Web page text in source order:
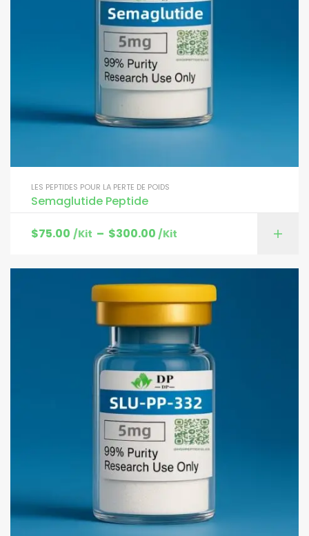
LES PEPTIDES POUR LA PERTE DE POIDS
Semaglutide Peptide
$75.00 /Kit – $300.00 /Kit